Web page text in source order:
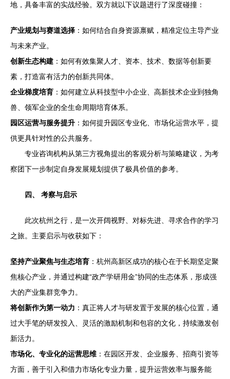
地，具备丰富的实战经验。双方就以下议题进行了深度碰撞：
产业规划与赛道选择 ：如何结合自身资源禀赋，精准定位主导产业
与未来产业。
创新生态构建 ：如何有效集聚人才、资本、技术、数据等创新要
素，打造富有活力的创新共同体。
企业梯度培育 ：如何建立从科技型中小企业、高新技术企业到独角
兽、领军企业的全生命周期培育体系。
园区运营与服务提升 ：如何提升园区专业化、市场化运营水平，提
供更具针对性的公共服务。
专业咨询机构从第三方视角提出的客观分析与策略建议，为考
察团下一步制定自身发展规划提供了极具价值的参考。
四、 考察与启示
此次杭州之行，是一次开阔视野、对标先进、寻求合作的学习
之旅。主要启示与收获如下：
坚持产业聚焦与生态培育 ：杭州高新区成功的核心在于长期坚定聚
焦核心产业，并通过构建“政产学研用金”协同的生态体系，形成强
大的产业集群竞争力。
将创新作为第一动力 ：真正将人才与研发置于发展的核心位置，通
过大手笔的研发投入、灵活的激励机制和包容的文化，持续激发创
新活力。
市场化、专业化的运营思维 ：在园区开发、企业服务、招商引资等
方面，善于引入和借力市场化专业力量，提升运营效率与服务能